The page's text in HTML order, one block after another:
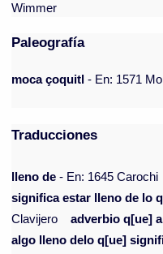
Wimmer
Paleografía
moca çoquitl - En: 1571
Traducciones
lleno de - En: 1645 Carochi
significa estar lleno de lo
Clavijero
adverbio q[ue]
algo lleno delo q[ue]